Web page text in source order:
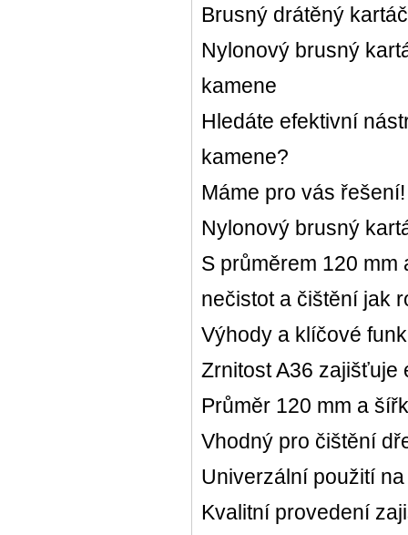
Brusný drátěný
Nylonový brusný
kamene
Hledáte efektivní
kamene?
Máme pro vás řešení!
Nylonový brusný
S průměrem 120
nečistot a čištění jak
Výhody a klíčové
Zrnitost A36 zajišťuje
Průměr 120 mm a
Vhodný pro čištění
Univerzální použití
Kvalitní provedení